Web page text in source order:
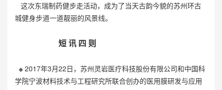
这次东瑞制药健步走活动，成为了当天古韵今貌的苏州环古
城健身步道一道靓丽的风景线。
短 讯 四 则
※ 2017年3月22日，苏州灵岩医疗科技股份有限公司和中国科
学院宁波材料技术与工程研究所联合创办的医用膜研发与应用